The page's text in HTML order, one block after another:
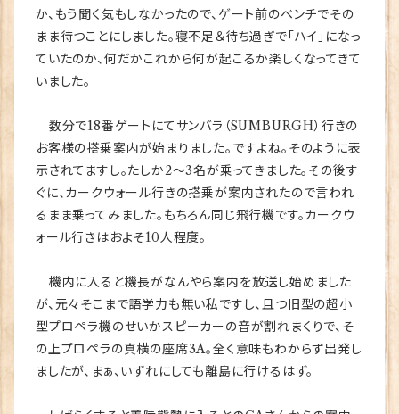
か、もう聞く気もしなかったので、ゲート前のベンチでその
まま待つことにしました。寝不足＆待ち過ぎで「ハイ」になっ
ていたのか、何だかこれから何が起こるか楽しくなってきて
いました。
数分で18番ゲートにてサンバラ（SUMBURGH）行きの
お客様の搭乗案内が始まりました。ですよね。そのように表
示されてますし。たしか2～3名が乗ってきました。その後す
ぐに、カークウォール行きの搭乗が案内されたので言われ
るまま乗ってみました。もちろん同じ飛行機です。カークウ
ォール行きはおよそ10人程度。
機内に入ると機長がなんやら案内を放送し始めました
が、元々そこまで語学力も無い私ですし、且つ旧型の超小
型プロペラ機のせいかスピーカーの音が割れまくりで、そ
の上プロペラの真横の座席3A。全く意味もわからず出発し
ましたが、まぁ、いずれにしても離島に行けるはず。